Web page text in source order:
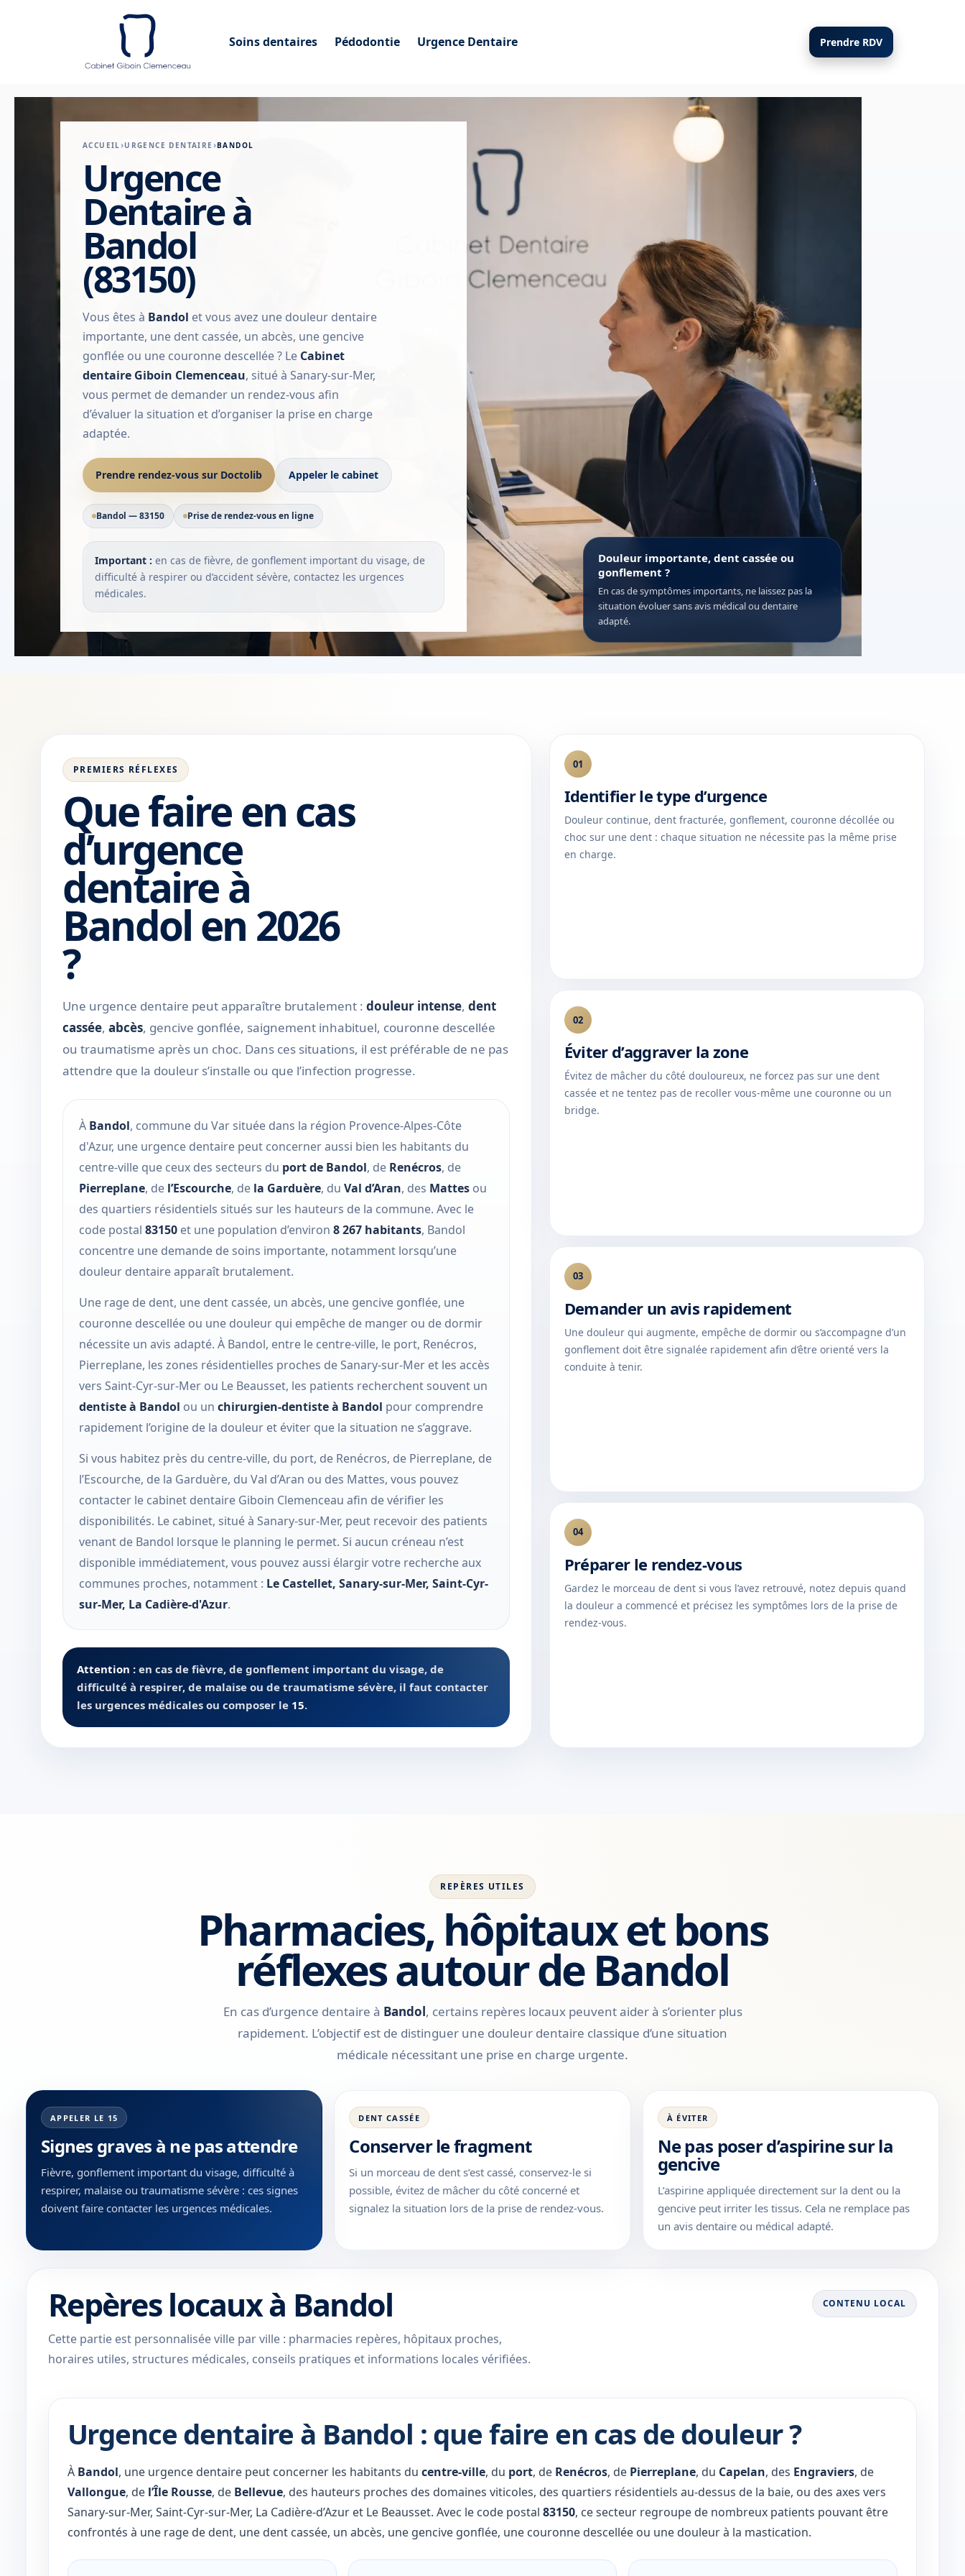
Soins dentaires Pédodontie Urgence Dentaire Prendre RDV
Douleur importante, dent cassée ou
gonflement ?
En cas de symptômes importants, ne laissez pas la
situation évoluer sans avis médical ou dentaire
adapté.
ACCUEIL URGENCE DENTAIRE BANDOL
Urgence
Dentaire à
Bandol
(83150)
Vous êtes à Bandol et vous avez une douleur dentaire
importante, une dent cassée, un abcès, une gencive
gonflée ou une couronne descellée ? Le Cabinet
dentaire Giboin Clemenceau, situé à Sanary-sur-Mer,
vous permet de demander un rendez-vous afin
d’évaluer la situation et d’organiser la prise en charge
adaptée.
Prendre rendez-vous sur Doctolib Appeler le cabinet
Bandol — 83150 Prise de rendez-vous en ligne
Important : en cas de fièvre, de gonflement important du visage, de
difficulté à respirer ou d’accident sévère, contactez les urgences
médicales.
PREMIERS RÉFLEXES
Que faire en cas
d’urgence
dentaire à
Bandol en 2026
?
Une urgence dentaire peut apparaître brutalement : douleur intense, dent
cassée, abcès, gencive gonflée, saignement inhabituel, couronne descellée
ou traumatisme après un choc. Dans ces situations, il est préférable de ne pas
attendre que la douleur s’installe ou que l’infection progresse.
À Bandol, commune du Var située dans la région Provence-Alpes-Côte
d'Azur, une urgence dentaire peut concerner aussi bien les habitants du
centre-ville que ceux des secteurs du port de Bandol, de Renécros, de
Pierreplane, de l’Escourche, de la Garduère, du Val d’Aran, des Mattes ou
des quartiers résidentiels situés sur les hauteurs de la commune. Avec le
code postal 83150 et une population d’environ 8 267 habitants, Bandol
concentre une demande de soins importante, notamment lorsqu’une
douleur dentaire apparaît brutalement.
Une rage de dent, une dent cassée, un abcès, une gencive gonflée, une
couronne descellée ou une douleur qui empêche de manger ou de dormir
nécessite un avis adapté. À Bandol, entre le centre-ville, le port, Renécros,
Pierreplane, les zones résidentielles proches de Sanary-sur-Mer et les accès
vers Saint-Cyr-sur-Mer ou Le Beausset, les patients recherchent souvent un
dentiste à Bandol ou un chirurgien-dentiste à Bandol pour comprendre
rapidement l’origine de la douleur et éviter que la situation ne s’aggrave.
Si vous habitez près du centre-ville, du port, de Renécros, de Pierreplane, de
l’Escourche, de la Garduère, du Val d’Aran ou des Mattes, vous pouvez
contacter le cabinet dentaire Giboin Clemenceau afin de vérifier les
disponibilités. Le cabinet, situé à Sanary-sur-Mer, peut recevoir des patients
venant de Bandol lorsque le planning le permet. Si aucun créneau n’est
disponible immédiatement, vous pouvez aussi élargir votre recherche aux
communes proches, notamment : Le Castellet, Sanary-sur-Mer, Saint-Cyr-
sur-Mer, La Cadière-d'Azur.
Attention : en cas de fièvre, de gonflement important du visage, de
difficulté à respirer, de malaise ou de traumatisme sévère, il faut contacter
les urgences médicales ou composer le 15.
01
Identifier le type d’urgence
Douleur continue, dent fracturée, gonflement, couronne décollée ou
choc sur une dent : chaque situation ne nécessite pas la même prise
en charge.
02
Éviter d’aggraver la zone
Évitez de mâcher du côté douloureux, ne forcez pas sur une dent
cassée et ne tentez pas de recoller vous-même une couronne ou un
bridge.
03
Demander un avis rapidement
Une douleur qui augmente, empêche de dormir ou s’accompagne d’un
gonflement doit être signalée rapidement afin d’être orienté vers la
conduite à tenir.
04
Préparer le rendez-vous
Gardez le morceau de dent si vous l’avez retrouvé, notez depuis quand
la douleur a commencé et précisez les symptômes lors de la prise de
rendez-vous.
REPÈRES UTILES
Pharmacies, hôpitaux et bons
réflexes autour de Bandol
En cas d’urgence dentaire à Bandol, certains repères locaux peuvent aider à s’orienter plus
rapidement. L’objectif est de distinguer une douleur dentaire classique d’une situation
médicale nécessitant une prise en charge urgente.
APPELER LE 15
Signes graves à ne pas attendre
Fièvre, gonflement important du visage, difficulté à
respirer, malaise ou traumatisme sévère : ces signes
doivent faire contacter les urgences médicales.
DENT CASSÉE
Conserver le fragment
Si un morceau de dent s’est cassé, conservez-le si
possible, évitez de mâcher du côté concerné et
signalez la situation lors de la prise de rendez-vous.
À ÉVITER
Ne pas poser d’aspirine sur la
gencive
L’aspirine appliquée directement sur la dent ou la
gencive peut irriter les tissus. Cela ne remplace pas
un avis dentaire ou médical adapté.
Repères locaux à Bandol
Cette partie est personnalisée ville par ville : pharmacies repères, hôpitaux proches,
horaires utiles, structures médicales, conseils pratiques et informations locales vérifiées.
CONTENU LOCAL
Urgence dentaire à Bandol : que faire en cas de douleur ?
À Bandol, une urgence dentaire peut concerner les habitants du centre-ville, du port, de Renécros, de Pierreplane, du Capelan, des Engraviers, de
Vallongue, de l’Île Rousse, de Bellevue, des hauteurs proches des domaines viticoles, des quartiers résidentiels au-dessus de la baie, ou des axes vers
Sanary-sur-Mer, Saint-Cyr-sur-Mer, La Cadière-d’Azur et Le Beausset. Avec le code postal 83150, ce secteur regroupe de nombreux patients pouvant être
confrontés à une rage de dent, une dent cassée, un abcès, une gencive gonflée, une couronne descellée ou une douleur à la mastication.